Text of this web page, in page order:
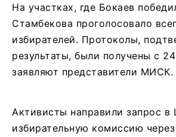
На участках, где Бокаев
Стамбекова проголосовало
избирателей. Протоколы,
результаты, были получены с
заявляют представители МИСК.
Активисты направили запрос в
избирательную комиссию